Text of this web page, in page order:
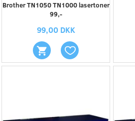
Brother TN1050 TN1000 lasertoner
99,-
99,00 DKK